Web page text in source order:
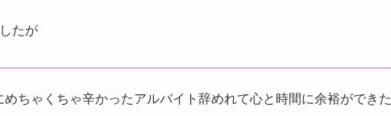
たが
ちゃくちゃ辛かったアルバイト辞めれて心と時間に余裕ができた